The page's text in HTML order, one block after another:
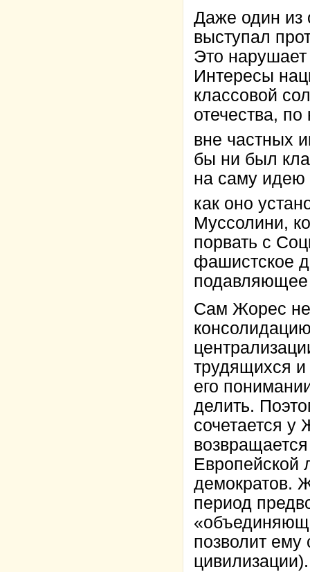
Даже один
выступал
Это нарушает
Интересы
классовой
отечества,
вне частных
бы ни был
на саму идею
как оно
Муссолини,
порвать с
фашистское
Сам Жорес не
трудящихся и
его
делить.
сочетается
Европейской
демократов.
период
позволит ему
цивилизации).